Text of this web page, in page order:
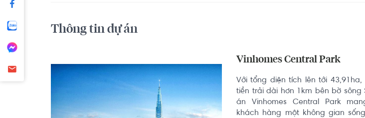
Thông tin dự án
Vinhomes Central Park
Với tổng diện tích lên tới 43,91ha,
tiền trải dài hơn 1km bên bờ sông
án Vinhomes Central Park
khách hàng một không gian